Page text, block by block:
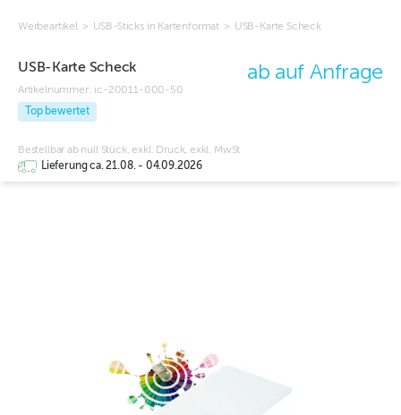
Werbeartikel > USB-Sticks in Kartenformat > USB-Karte Scheck
USB-Karte Scheck
Artikelnummer: ic-20011-000-50
Top bewertet
ab auf Anfrage
Bestellbar ab null Stück, exkl. Druck, exkl. MwSt
Lieferung ca. 21.08. - 04.09.2026